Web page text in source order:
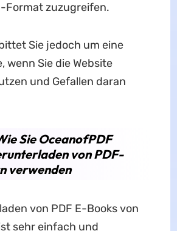
Format zuzugreifen.
Sie jedoch um eine
wenn Sie die Website
und Gefallen daran
Sie OceanofPDF
von PDF-
verwenden
von PDF E-Books von
sehr einfach und